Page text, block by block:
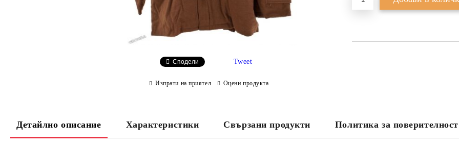
Сподели Tweet
Изпрати на приятел Оцени продукта
Детайлно описание Характеристики Свързани продукти Политика за поверителност